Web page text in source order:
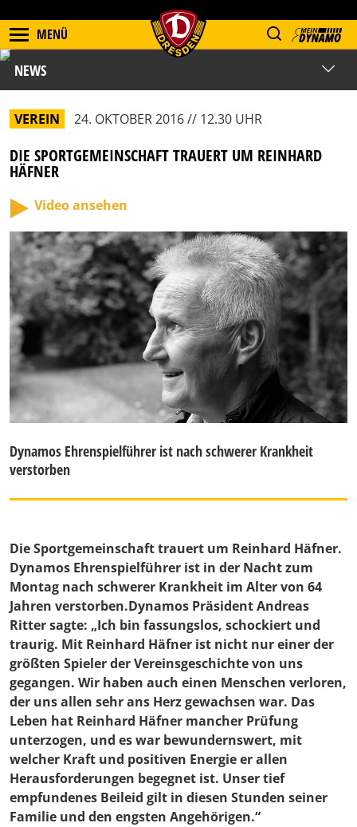
MENÜ
NEWS
VEREIN 24. OKTOBER 2016 // 12.30 UHR
DIE SPORTGEMEINSCHAFT TRAUERT UM REINHARD
HÄFNER
Video ansehen
Dynamos Ehrenspielführer ist nach schwerer Krankheit
verstorben
Die Sportgemeinschaft trauert um Reinhard Häfner.
Dynamos Ehrenspielführer ist in der Nacht zum
Montag nach schwerer Krankheit im Alter von 64
Jahren verstorben.Dynamos PräsidentAndreas
Rittersagte: „Ich bin fassungslos, schockiert und
traurig. Mit Reinhard Häfner ist nicht nur einer der
größten Spieler der Vereinsgeschichte von uns
gegangen. Wir haben auch einen Menschen verloren,
der uns allen sehr ans Herz gewachsen war. Das
Leben hat Reinhard Häfner mancher Prüfung
unterzogen, und es war bewundernswert, mit
welcher Kraft und positiven Energie er allen
Herausforderungen begegnet ist. Unser tief
empfundenes Beileid gilt in diesen Stunden seiner
Familie und den engsten Angehörigen.“